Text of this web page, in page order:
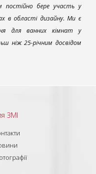
постійно бере участь у
в області дизайну. Ми є
для ванних кімнат у
ніж 25-річним досвідом
ЗМІ